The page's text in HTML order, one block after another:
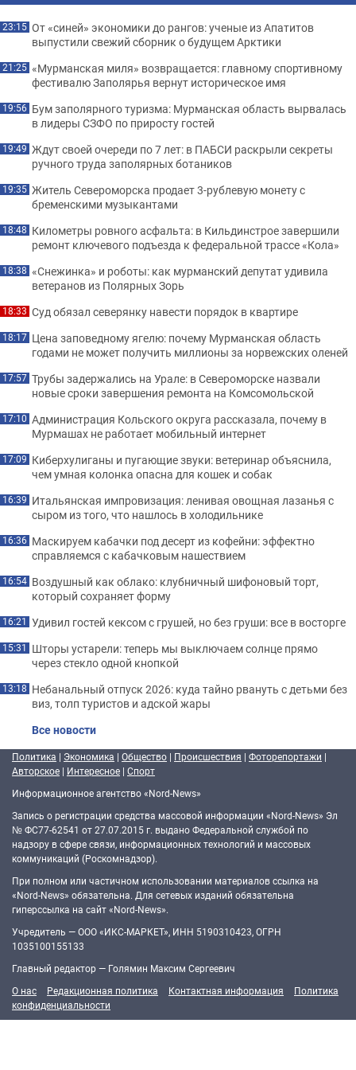
23:15 От «синей» экономики до рангов: ученые из Апатитов
выпустили свежий сборник о будущем Арктики
21:25 «Мурманская миля» возвращается: главному спортивному
фестивалю Заполярья вернут историческое имя
19:56 Бум заполярного туризма: Мурманская область вырвалась
в лидеры СЗФО по приросту гостей
19:49 Ждут своей очереди по 7 лет: в ПАБСИ раскрыли секреты
ручного труда заполярных ботаников
19:35 Житель Североморска продает 3-рублевую монету с
бременскими музыкантами
18:48 Километры ровного асфальта: в Кильдинстрое завершили
ремонт ключевого подъезда к федеральной трассе «Кола»
18:38 «Снежинка» и роботы: как мурманский депутат удивила
ветеранов из Полярных Зорь
18:33 Суд обязал северянку навести порядок в квартире
18:17 Цена заповедному ягелю: почему Мурманская область
годами не может получить миллионы за норвежских оленей
17:57 Трубы задержались на Урале: в Североморске назвали
новые сроки завершения ремонта на Комсомольской
17:10 Администрация Кольского округа рассказала, почему в
Мурмашах не работает мобильный интернет
17:09 Киберхулиганы и пугающие звуки: ветеринар объяснила,
чем умная колонка опасна для кошек и собак
16:39 Итальянская импровизация: ленивая овощная лазанья с
сыром из того, что нашлось в холодильнике
16:36 Маскируем кабачки под десерт из кофейни: эффектно
справляемся с кабачковым нашествием
16:54 Воздушный как облако: клубничный шифоновый торт,
который сохраняет форму
16:21 Удивил гостей кексом с грушей, но без груши: все в восторге
15:31 Шторы устарели: теперь мы выключаем солнце прямо
через стекло одной кнопкой
13:18 Небанальный отпуск 2026: куда тайно рвануть с детьми без
виз, толп туристов и адской жары
Все новости
Политика | Экономика | Общество | Происшествия | Фоторепортажи |
Авторское | Интересное | Спорт
Информационное агентство «Nord-News»
Запись о регистрации средства массовой информации «Nord-News» Эл
№ ФС77-62541 от 27.07.2015 г. выдано Федеральной службой по
надзору в сфере связи, информационных технологий и массовых
коммуникаций (Роскомнадзор).
При полном или частичном использовании материалов ссылка на
«Nord-News» обязательна. Для сетевых изданий обязательна
гиперссылка на сайт «Nord-News».
Учредитель — ООО «ИКС-МАРКЕТ», ИНН 5190310423, ОГРН
1035100155133
Главный редактор — Голямин Максим Сергеевич
О нас
Редакционная политика Контактная информация
Политика
конфиденциальности